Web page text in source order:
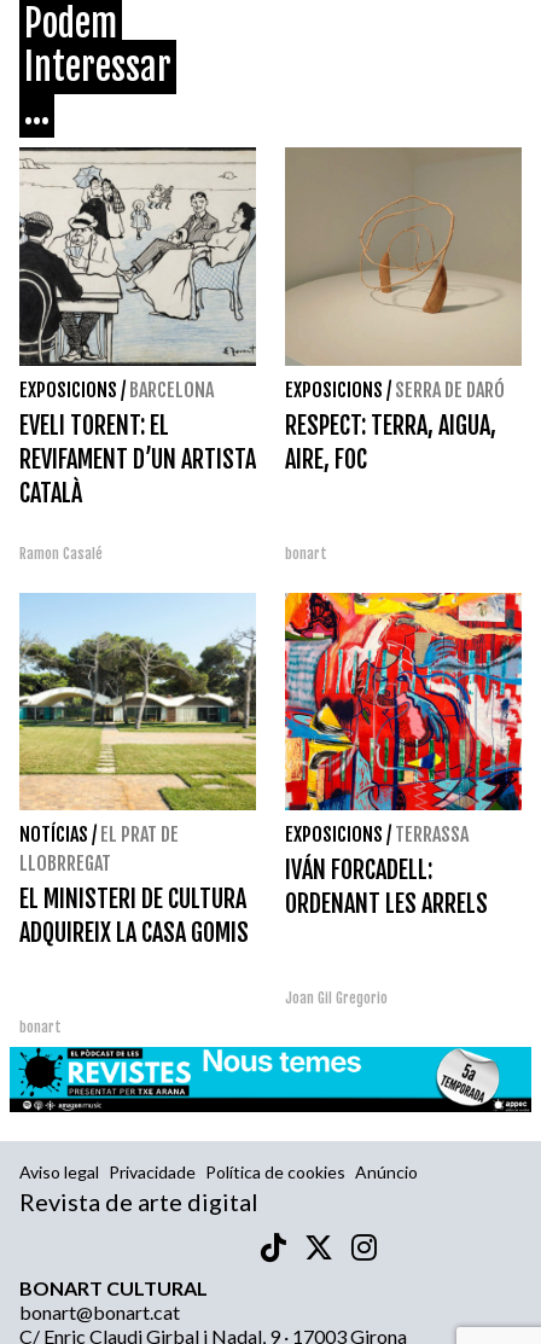
Podem
Interessar
...
EXPOSICIONS / BARCELONA
EVELI TORENT: EL
REVIFAMENT D’UN ARTISTA
CATALÀ
Ramon Casalé
EXPOSICIONS / SERRA DE DARÓ
RESPECT: TERRA, AIGUA,
AIRE, FOC
bonart
NOTÍCIAS / EL PRAT DE
LLOBRREGAT
EL MINISTERI DE CULTURA
ADQUIREIX LA CASA GOMIS
bonart
EXPOSICIONS / TERRASSA
IVÁN FORCADELL:
ORDENANT LES ARRELS
Joan Gil Gregorio
Aviso legal Privacidade Política de cookies Anúncio
Revista de arte digital
BONART CULTURAL
bonart@bonart.cat
C/ Enric Claudi Girbal i Nadal, 9 · 17003 Girona